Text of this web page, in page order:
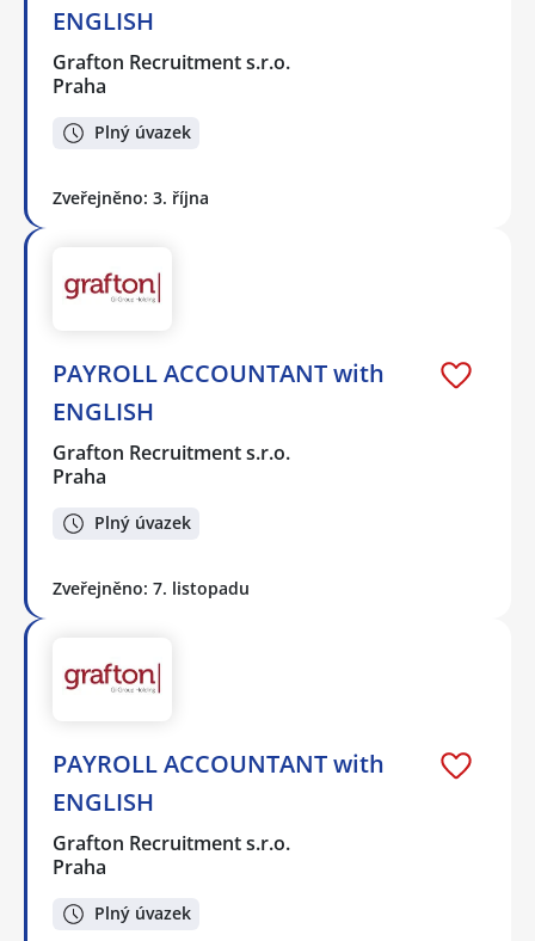
ENGLISH
Grafton Recruitment s.r.o.
Praha
Plný úvazek
Zveřejněno: 3. října
PAYROLL ACCOUNTANT with
ENGLISH
Grafton Recruitment s.r.o.
Praha
Plný úvazek
Zveřejněno: 7. listopadu
PAYROLL ACCOUNTANT with
ENGLISH
Grafton Recruitment s.r.o.
Praha
Plný úvazek